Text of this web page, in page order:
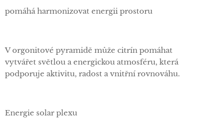
pomáhá harmonizovat energii prostoru
V orgonitové pyramidě může citrín pomáhat
vytvářet světlou a energickou atmosféru, která
podporuje aktivitu, radost a vnitřní rovnováhu.
Energie solar plexu